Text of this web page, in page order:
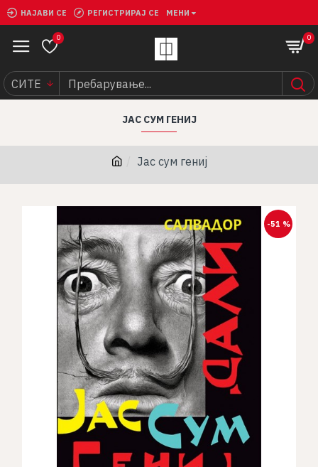
НАЈАВИ СЕ РЕГИСТРИРАЈ СЕ МЕНИ
0 0
СИТЕ
Јас сум гениј
ЈАС СУМ ГЕНИЈ
-51 %